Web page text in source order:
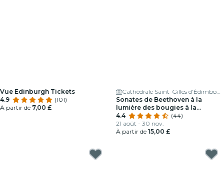
Vue Edinburgh Tickets
4.9
(101)
À partir de 7,00 £
Cathédrale Saint-Gilles d'Édimbourg
Sonates de Beethoven à la
lumière des bougies à la
cathédrale St Giles
4.4
(44)
21 août - 30 nov.
À partir de 15,00 £